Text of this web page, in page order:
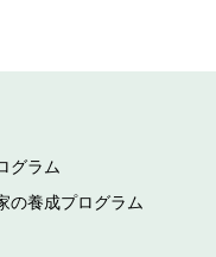
グラム
の養成プログラム